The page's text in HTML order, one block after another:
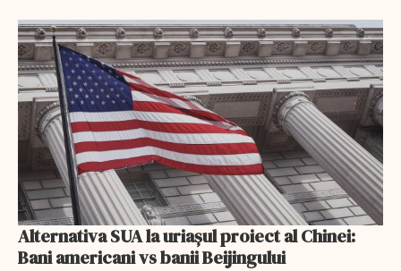
Alternativa SUA la uriașul proiect al Chinei:
Bani americani vs banii Beijingului